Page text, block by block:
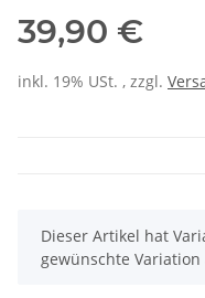
39,90 €
inkl. 19% USt. , zzgl.
x
Dieser Artikel hat
gewünschte Variation